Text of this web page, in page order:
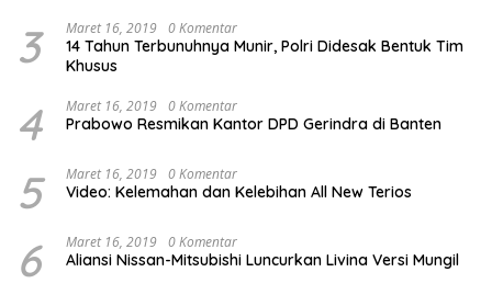
3 Maret 16, 2019 0 Komentar
14 Tahun Terbunuhnya Munir, Polri Didesak Bentuk Tim
Khusus
4 Maret 16, 2019 0 Komentar
Prabowo Resmikan Kantor DPD Gerindra di Banten
5 Maret 16, 2019 0 Komentar
Video: Kelemahan dan Kelebihan All New Terios
6 Maret 16, 2019 0 Komentar
Aliansi Nissan-Mitsubishi Luncurkan Livina Versi Mungil